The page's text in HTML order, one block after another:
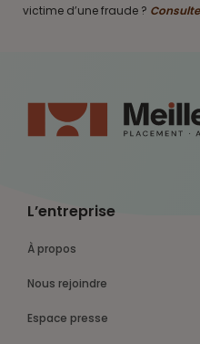
victime d’une fraude ?
L’entreprise
À propos
Nous rejoindre
Espace presse